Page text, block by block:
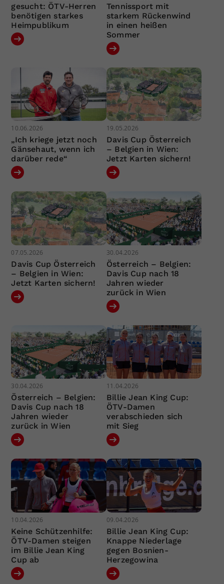
gesucht: ÖTV-Herren
benötigen starkes
Heimpublikum
Tennissport mit
starkem Rückenwind
in einen heißen
Sommer
10.06.2026
„Ich kriege jetzt noch
Gänsehaut, wenn ich
darüber rede“
19.05.2026
Davis Cup Österreich
– Belgien in Wien:
Jetzt Karten sichern!
07.05.2026
Davis Cup Österreich
– Belgien in Wien:
Jetzt Karten sichern!
30.04.2026
Österreich – Belgien:
Davis Cup nach 18
Jahren wieder
zurück in Wien
30.04.2026
Österreich – Belgien:
Davis Cup nach 18
Jahren wieder
zurück in Wien
11.04.2026
Billie Jean King Cup:
ÖTV-Damen
verabschieden sich
mit Sieg
10.04.2026
Keine Schützenhilfe:
ÖTV-Damen steigen
im Billie Jean King
Cup ab
09.04.2026
Billie Jean King Cup:
Knappe Niederlage
gegen Bosnien-
Herzegowina